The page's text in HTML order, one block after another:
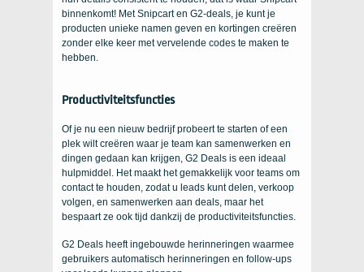
binnenkomt! Met Snipcart en G2-deals, je kunt je
producten unieke namen geven en kortingen creëren
zonder elke keer met vervelende codes te maken te
hebben.
Productiviteitsfuncties
Of je nu een nieuw bedrijf probeert te starten of een
plek wilt creëren waar je team kan samenwerken en
dingen gedaan kan krijgen, G2 Deals is een ideaal
hulpmiddel. Het maakt het gemakkelijk voor teams om
contact te houden, zodat u leads kunt delen, verkoop
volgen, en samenwerken aan deals, maar het
bespaart ze ook tijd dankzij de productiviteitsfuncties.
G2 Deals heeft ingebouwde herinneringen waarmee
gebruikers automatisch herinneringen en follow-ups